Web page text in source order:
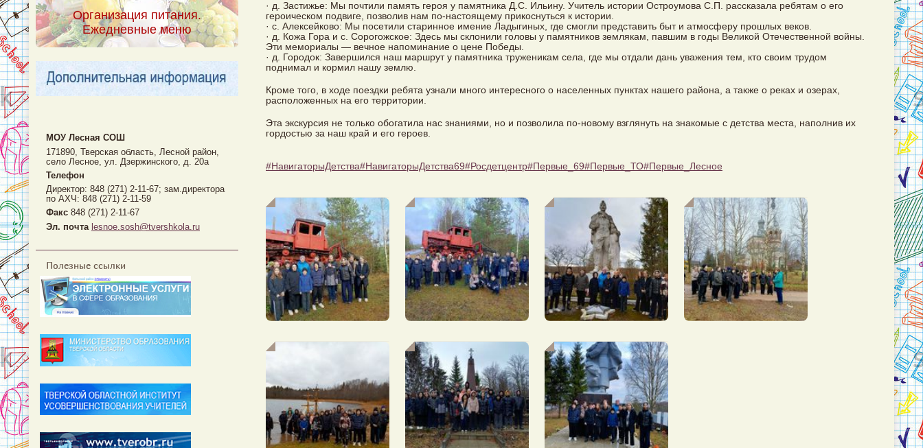
Организация питания.
Ежедневные меню
МОУ Лесная CОШ
171890, Тверская область, Лесной район,
село Лесное, ул. Дзержинского, д. 20а
Телефон
Директор: 848 (271) 2-11-67; зам.директора
по АХЧ: 848 (271) 2-11-59
Факс 848 (271) 2-11-67
Эл. почта lesnoe.sosh@tvershkola.ru
Полезные ссылки
· д. Застижье: Мы почтили память героя у памятника Д.С. Ильину. Учитель истории Остроумова С.П. рассказала ребятам о его
героическом подвиге, позволив нам по-настоящему прикоснуться к истории.
· с. Алексейково: Мы посетили старинное имение Ладыгиных, где смогли представить быт и атмосферу прошлых веков.
· д. Кожа Гора и с. Сорогожское: Здесь мы склонили головы у памятников землякам, павшим в годы Великой Отечественной войны.
Эти мемориалы — вечное напоминание о цене Победы.
· д. Городок: Завершился наш маршрут у памятника труженикам села, где мы отдали дань уважения тем, кто своим трудом
поднимал и кормил нашу землю.
Кроме того, в ходе поездки ребята узнали много интересного о населенных пунктах нашего района, а также о реках и озерах,
расположенных на его территории.
Эта экскурсия не только обогатила нас знаниями, но и позволила по-новому взглянуть на знакомые с детства места, наполнив их
гордостью за наш край и его героев.
#НавигаторыДетства#НавигаторыДетства69#Росдетцентр#Первые_69#Первые_ТО#Первые_Лесное